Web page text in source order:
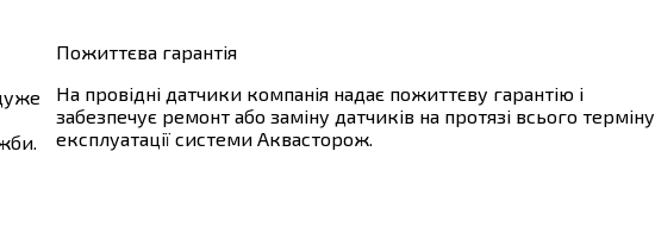
Пожиттєва гарантія
На провідні датчики компанія надає пожиттєву гарантію і
забезпечує ремонт або заміну датчиків на протязі всього терміну
експлуатації системи Аквасторож.